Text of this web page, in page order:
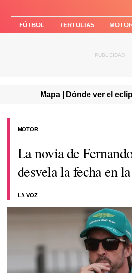
FÚTBOL TERTULIAS
Mapa | Dónde ver el
La novia de
desvela la fecha en
LA VOZ
MOTOR